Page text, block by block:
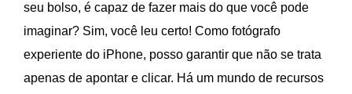
seu bolso, é capaz de fazer mais do que você pode
imaginar? Sim, você leu certo! Como fotógrafo
experiente do iPhone, posso garantir que não se trata
apenas de apontar e clicar. Há um mundo de recursos